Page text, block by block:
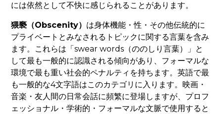
には依然として不快に感じられることがあります。
猥褻（Obscenity） は身体機能・性・その他伝統的に
プライベートとみなされるトピックに関する言葉を含み
ます。これらは「swear words（ののしり言葉）」と
して最も一般的に認識される傾向があり、フォーマルな
環境で最も重い社会的ペナルティを持ちます。英語で最
も一般的な4文字語はこのカテゴリに入ります。映画・
音楽・友人間の日常会話に頻繁に登場しますが、プロフ
ェッショナル・学術的・フォーマルな文脈で使用すると